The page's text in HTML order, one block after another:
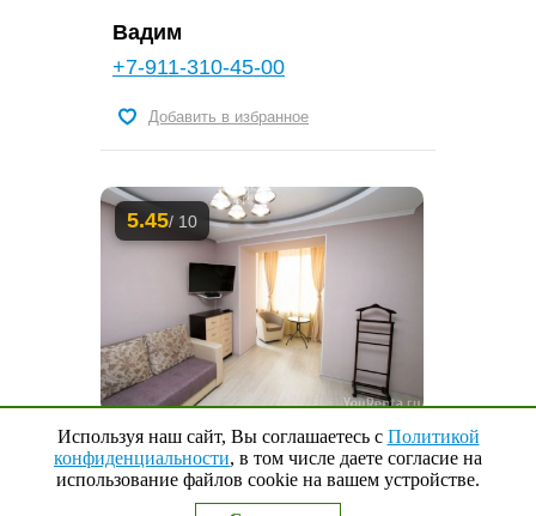
Вадим
+7-911-310-45-00
Добавить в избранное
5.45/ 10
1-комнатная квартира
от 1 700 руб.
книповича , 15
Используя наш сайт, Вы соглашаетесь с Политикой
конфиденциальности, в том числе даете согласие на
использование файлов cookie на вашем устройстве.
Выбранные квартиры 0 Наверх